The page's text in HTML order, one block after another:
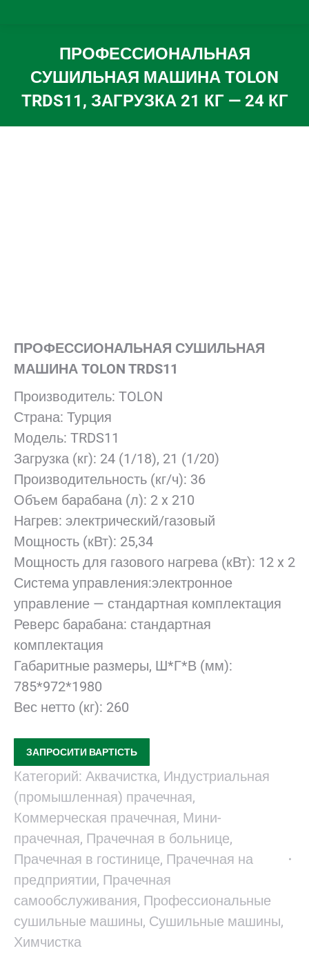
ПРОФЕССИОНАЛЬНАЯ
СУШИЛЬНАЯ МАШИНА TOLON
TRDS11, ЗАГРУЗКА 21 КГ — 24 КГ
Вы здесь:
ПРОФЕССИОНАЛЬНАЯ СУШИЛЬНАЯ
МАШИНА TOLON TRDS11
Производитель: TOLON
Страна: Турция
Модель: TRDS11
Загрузка (кг): 24 (1/18), 21 (1/20)
Производительность (кг/ч): 36
Объем барабана (л): 2 x 210
Нагрев: электрический/газовый
Мощность (кВт): 25,34
Мощность для газового нагрева (кВт): 12 x 2
Система управления:электронное
управление — стандартная комплектация
Реверс барабана: стандартная
комплектация
Габаритные размеры, Ш*Г*В (мм):
785*972*1980
Вес нетто (кг): 260
ЗАПРОСИТИ ВАРТІСТЬ
Категорий: Аквачистка, Индустриальная
(промышленная) прачечная,
Коммерческая прачечная, Мини-
прачечная, Прачечная в больнице,
Прачечная в гостинице, Прачечная на
предприятии, Прачечная
самообслуживания, Профессиональные
сушильные машины, Сушильные машины,
Химчистка